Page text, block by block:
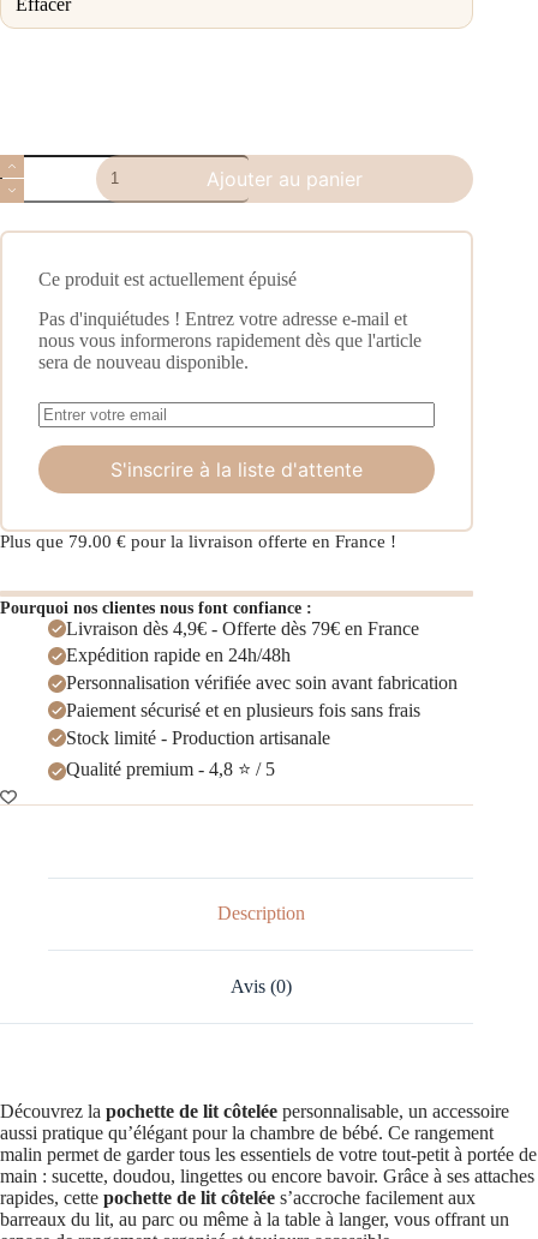
Ajouter au panier
Ce produit est actuellement épuisé
Pas d'inquiétudes ! Entrez votre adresse e-mail et
nous vous informerons rapidement dès que l'article
sera de nouveau disponible.
S'inscrire à la liste d'attente
Plus que 79.00 € pour la livraison offerte en France !
Pourquoi nos clientes nous font confiance :
Livraison dès 4,9€ - Offerte dès 79€ en France
Expédition rapide en 24h/48h
Personnalisation vérifiée avec soin avant fabrication
Paiement sécurisé et en plusieurs fois sans frais
Stock limité - Production artisanale
Qualité premium - 4,8 ⭐ / 5
Description
Avis (0)
Découvrez la pochette de lit côtelée personnalisable, un accessoire
aussi pratique qu’élégant pour la chambre de bébé. Ce rangement
malin permet de garder tous les essentiels de votre tout-petit à portée de
main : sucette, doudou, lingettes ou encore bavoir. Grâce à ses attaches
rapides, cette pochette de lit côtelée s’accroche facilement aux
barreaux du lit, au parc ou même à la table à langer, vous offrant un